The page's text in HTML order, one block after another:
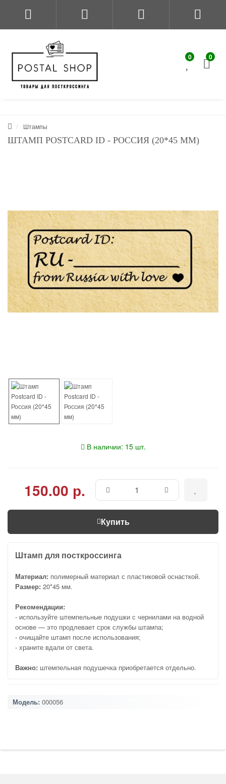
0 0
Штампы
ШТАМП POSTCARD ID - РОССИЯ (20*45 ММ)
В наличии: 15 шт.
150.00 р.
Купить
Штамп для посткроссинга
Материал: полимерный материал с пластиковой оснасткой.
Размер: 20*45 мм.
Рекомендации:
- используйте штемпельные подушки с чернилами на водной
основе — это продлевает срок службы штампа;
- очищайте штамп после использования;
- храните вдали от света.
Важно: штемпельная подушечка приобретается отдельно.
Модель: 000056